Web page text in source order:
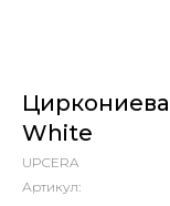
White
UPCERA
Артикул: